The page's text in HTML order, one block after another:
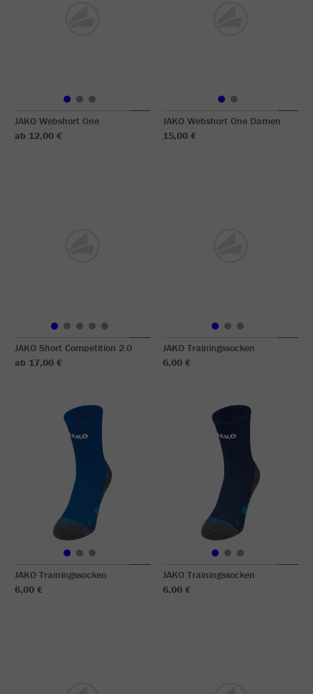
JAKO Webshort One
ab 12,00 €
JAKO Webshort One Damen
15,00 €
JAKO Short Competition 2.0
ab 17,00 €
JAKO Trainingssocken
6,00 €
JAKO Trainingssocken
6,00 €
JAKO Trainingssocken
6,00 €